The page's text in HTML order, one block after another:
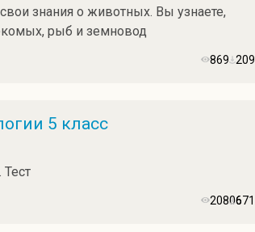
знания о животных. Вы узнаете,
рыб и земновод
869 209
5 класс
Тест
20806671